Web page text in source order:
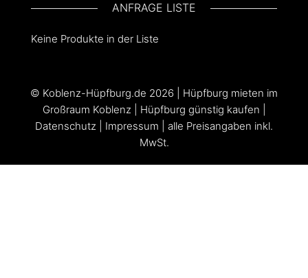
ANFRAGE LISTE
Keine Produkte in der Liste
© Koblenz-Hüpfburg.de 2026 | Hüpfburg mieten im
Großraum Koblenz| Hüpfburg günstig kaufen
Datenschutz
Impressum | alle Preisangaben inkl.
MwSt.